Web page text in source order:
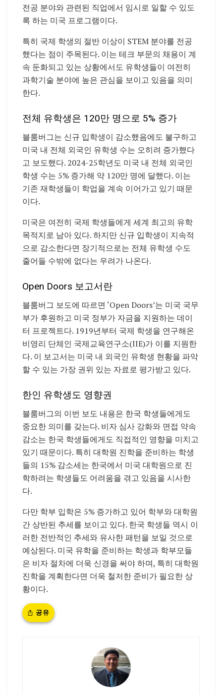
전공 분야와 관련된 직업에서 임시로 일할 수 있도
록 하는 미국 프로그램이다.
특히 국제 학생의 절반 이상이 STEM 분야를 전공
했다는 점이 주목된다. 이는 테크 부문의 채용이 계
속 둔화되고 있는 상황에서도 유학생들이 여전히
과학기술 분야에 높은 관심을 보이고 있음을 의미
한다.
전체 유학생은 120만 명으로 5% 증가
블룸버그는 신규 입학생이 감소했음에도 불구하고
미국 내 전체 외국인 유학생 수는 오히려 증가했다
고 보도했다. 2024-25학년도 미국 내 전체 외국인
학생 수는 5% 증가해 약 120만 명에 달했다. 이는
기존 재학생들이 학업을 계속 이어가고 있기 때문
이다.
미국은 여전히 국제 학생들에게 세계 최고의 유학
목적지로 남아 있다. 하지만 신규 입학생이 지속적
으로 감소한다면 장기적으로는 전체 유학생 수도
줄어들 수밖에 없다는 우려가 나온다.
Open Doors 보고서란
블룸버그 보도에 따르면 ‘Open Doors’는 미국 국무
부가 후원하고 미국 정부가 자금을 지원하는 데이
터 프로젝트다. 1919년부터 국제 학생을 연구해온
비영리 단체인 국제교육연구소(IIE)가 이를 지원한
다. 이 보고서는 미국 내 외국인 유학생 현황을 파악
할 수 있는 가장 권위 있는 자료로 평가받고 있다.
한인 유학생도 영향권
블룸버그의 이번 보도 내용은 한국 학생들에게도
중요한 의미를 갖는다. 비자 심사 강화와 면접 약속
감소는 한국 학생들에게도 직접적인 영향을 미치고
있기 때문이다. 특히 대학원 진학을 준비하는 학생
들의 15% 감소세는 한국에서 미국 대학원으로 진
학하려는 학생들도 어려움을 겪고 있음을 시사한
다.
다만 학부 입학은 5% 증가하고 있어 학부와 대학원
간 상반된 추세를 보이고 있다. 한국 학생들 역시 이
러한 전반적인 추세와 유사한 패턴을 보일 것으로
예상된다. 미국 유학을 준비하는 학생과 학부모들
은 비자 절차에 더욱 신경을 써야 하며, 특히 대학원
진학을 계획한다면 더욱 철저한 준비가 필요한 상
황이다.
공유